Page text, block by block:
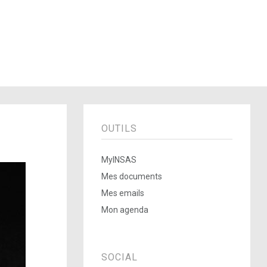
OUTILS
MyINSAS
Mes documents
Mes emails
Mon agenda
SOCIAL